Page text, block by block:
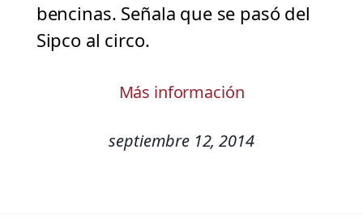
bencinas. Señala que se pasó del
Sipco al circo.
Más información
septiembre 12, 2014